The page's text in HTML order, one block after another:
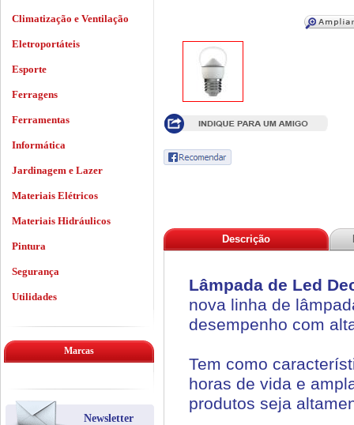
Descrição
Lâmpada de Led
nova linha de
desempenho com
Tem como
horas de vida e
produtos seja
Climatização e Ventilação
Eletroportáteis
Esporte
Ferragens
Ferramentas
Informática
Jardinagem e Lazer
Materiais Elétricos
Materiais Hidráulicos
Pintura
Segurança
Utilidades
Marcas
Newsletter